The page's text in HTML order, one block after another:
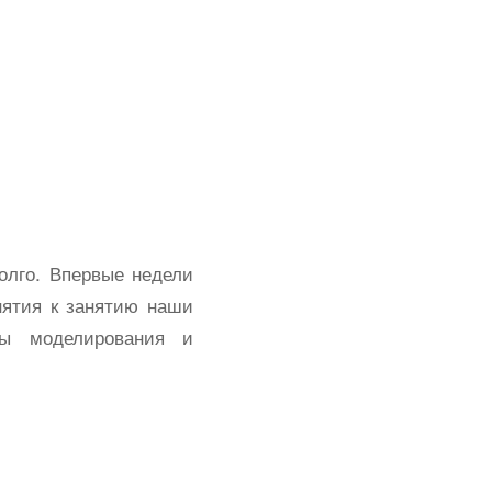
Впервые недели
к занятию наши
моделирования и